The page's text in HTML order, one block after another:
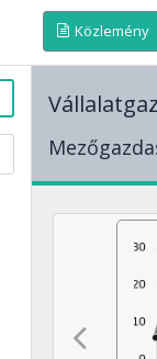
Közlemény